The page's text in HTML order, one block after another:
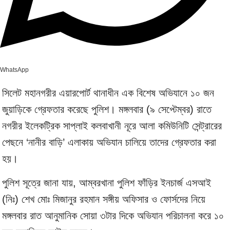
WhatsApp
সিলেট মহানগরীর এয়ারপোর্ট থানাধীন এক বিশেষ অভিযানে ১০ জন
জুয়াড়িকে গ্রেফতার করেছে পুলিশ। মঙ্গলবার (৯ সেপ্টেম্বর) রাতে
নগরীর ইলেকট্রিক সাপ্লাই কলবাখানী নূরে আলা কমিউনিটি সেন্ট্রারের
পেছনে ‘নানীর বাড়ি’ এলাকায় অভিযান চালিয়ে তাদের গ্রেফতার করা
হয়।
পুলিশ সূত্রে জানা যায়, আম্বরখানা পুলিশ ফাঁড়ির ইনচার্জ এসআই
(নিঃ) শেখ মোঃ মিজানুর রহমান সঙ্গীয় অফিসার ও ফোর্সদের নিয়ে
মঙ্গলবার রাত আনুমানিক সোয়া ৩টার দিকে অভিযান পরিচালনা করে ১০